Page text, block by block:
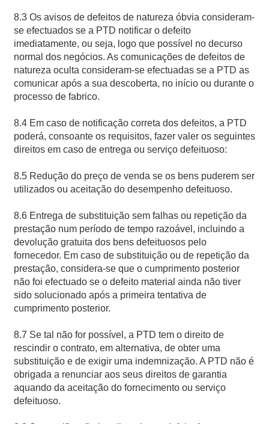
8.3 Os avisos de defeitos de natureza óbvia consideram-
se efectuados se a PTD notificar o defeito
imediatamente, ou seja, logo que possível no decurso
normal dos negócios. As comunicações de defeitos de
natureza oculta consideram-se efectuadas se a PTD as
comunicar após a sua descoberta, no início ou durante o
processo de fabrico.
8.4 Em caso de notificação correta dos defeitos, a PTD
poderá, consoante os requisitos, fazer valer os seguintes
direitos em caso de entrega ou serviço defeituoso:
8.5 Redução do preço de venda se os bens puderem ser
utilizados ou aceitação do desempenho defeituoso.
8.6 Entrega de substituição sem falhas ou repetição da
prestação num período de tempo razoável, incluindo a
devolução gratuita dos bens defeituosos pelo
fornecedor. Em caso de substituição ou de repetição da
prestação, considera-se que o cumprimento posterior
não foi efectuado se o defeito material ainda não tiver
sido solucionado após a primeira tentativa de
cumprimento posterior.
8.7 Se tal não for possível, a PTD tem o direito de
rescindir o contrato, em alternativa, de obter uma
substituição e de exigir uma indemnização. A PTD não é
obrigada a renunciar aos seus direitos de garantia
aquando da aceitação do fornecimento ou serviço
defeituoso.